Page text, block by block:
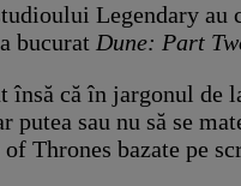
Legendary
bucurat Dune: Part
însă că în jargonul de
putea sau nu să se
of Thrones bazate pe